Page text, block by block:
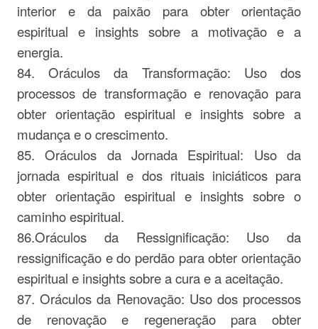
interior e da paixão para obter orientação
espiritual e insights sobre a motivação e a
energia.
84. Oráculos da Transformação: Uso dos
processos de transformação e renovação para
obter orientação espiritual e insights sobre a
mudança e o crescimento.
85. Oráculos da Jornada Espiritual: Uso da
jornada espiritual e dos rituais iniciáticos para
obter orientação espiritual e insights sobre o
caminho espiritual.
86.Oráculos da Ressignificação: Uso da
ressignificação e do perdão para obter orientação
espiritual e insights sobre a cura e a aceitação.
87. Oráculos da Renovação: Uso dos processos
de renovação e regeneração para obter